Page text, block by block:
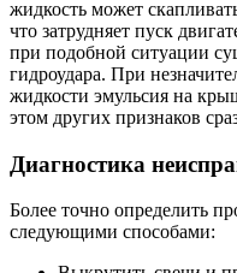
жидкость может
что затрудняет пуск
при подобной ситуации
гидроудара. При
жидкости эмульсия на
этом других признаков
Диагностика
Более точно определить
следующими способами: